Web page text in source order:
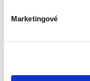
Marketingovémezinárodního